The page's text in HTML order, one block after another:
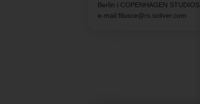
Berlin i COPENHAGEN STUDIOS.
e-mail:filusce@rs.soliver.com